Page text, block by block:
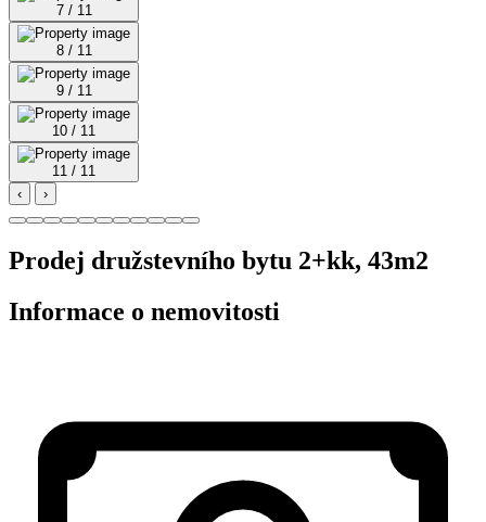
7 / 11
8 / 11
9 / 11
10 / 11
11 / 11
‹
›
Prodej družstevního bytu 2+kk, 43m2
Informace o nemovitosti